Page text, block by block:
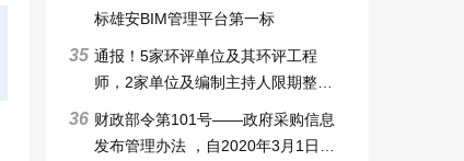
标雄安BIM管理平台第一标
35 通报！5家环评单位及其环评工程
师，2家单位及编制主持人限期整改6
个月，3家审批申请被暂停，技术整
改6个月
36 财政部令第101号——政府采购信息
发布管理办法 ，自2020年3月1日起